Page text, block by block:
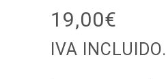
19,00€
IVA INCLUIDO.